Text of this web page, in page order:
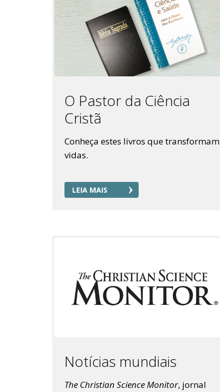
O Pastor da Ciência
Cristã
Conheça estes livros que transformam
vidas.
LEIA MAIS
Notícias mundiais
The Christian Science Monitor, jornal